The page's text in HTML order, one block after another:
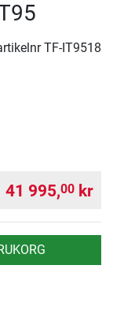
TF-IT9518
41 995,00 kr